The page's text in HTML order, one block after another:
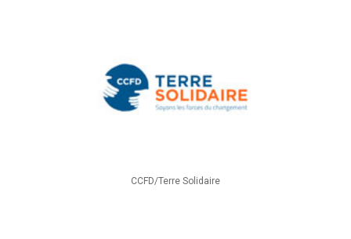
CCFD/Terre Solidaire